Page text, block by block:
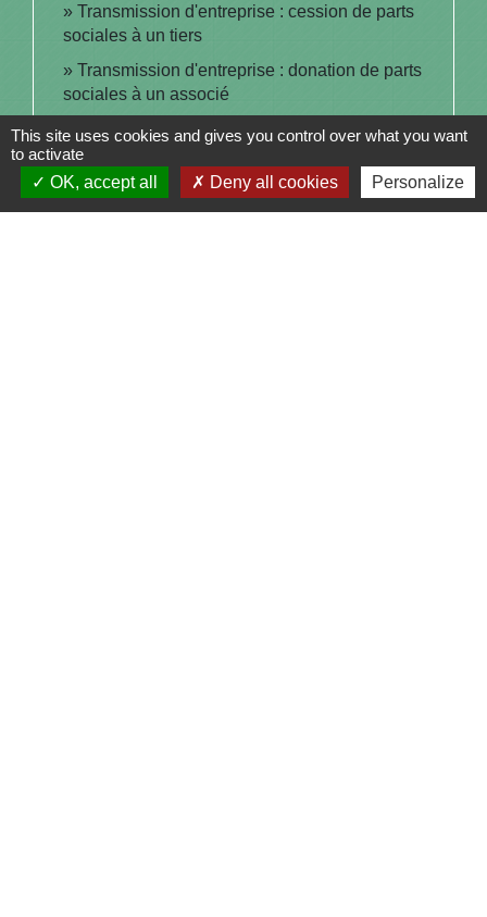
Transmission d'entreprise : cession de parts
sociales à un tiers
Transmission d'entreprise : donation de parts
sociales à un associé
Transmission d'entreprise : donation de parts
sociales à un membre de la famille
Transmission d'entreprise : donation de parts
sociales à un tiers
This site uses cookies and gives you control over what you want
to activate
OK, accept all
Deny all cookies Personalize